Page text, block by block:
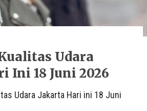
Udara
Ini 18 Juni 2026
Udara Jakarta Hari ini 18 Juni